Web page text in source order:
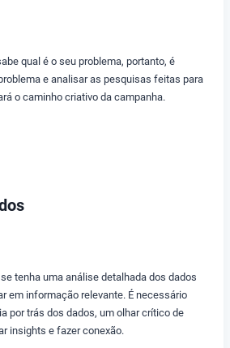
qual é o seu problema, portanto, é
e analisar as pesquisas feitas para
o caminho criativo da campanha.
tenha uma análise detalhada dos dados
em informação relevante. É necessário
por trás dos dados, um olhar crítico de
insights e fazer conexão.